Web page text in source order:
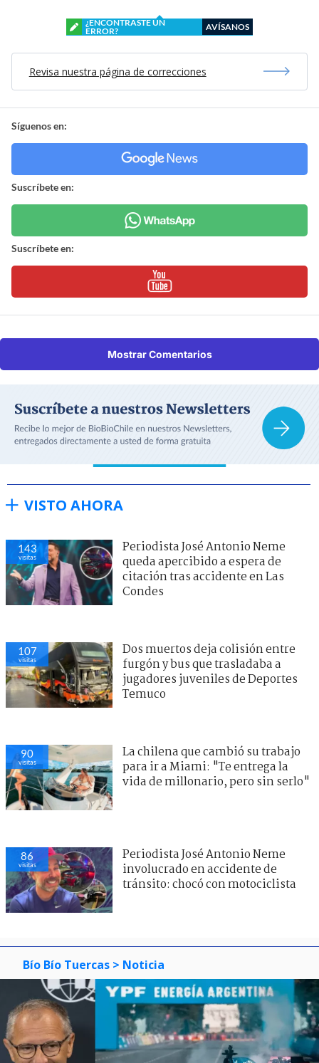
¿ENCONTRASTE UN
ERROR?
AVÍSANOS
Revisa nuestra página de correcciones
Síguenos en:
Suscríbete en:
Suscríbete en:
Mostrar Comentarios
VISTO AHORA
143
visitas
Periodista José Antonio Neme
queda apercibido a espera de
citación tras accidente en Las
Condes
107
visitas
Dos muertos deja colisión entre
furgón y bus que trasladaba a
jugadores juveniles de Deportes
Temuco
90
visitas
La chilena que cambió su trabajo
para ir a Miami: "Te entrega la
vida de millonario, pero sin serlo"
86
visitas
Periodista José Antonio Neme
involucrado en accidente de
tránsito: chocó con motociclista
Bío Bío Tuercas > Noticia